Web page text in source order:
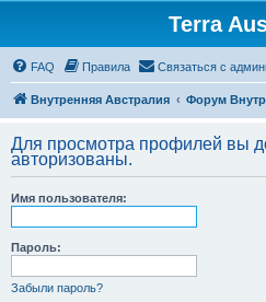
Terra
FAQ Правила Связаться с админ
Внутренняя Австралия Форум
Для просмотра профилей вы
авторизованы.
Имя пользователя:
Пароль:
Забыли пароль?